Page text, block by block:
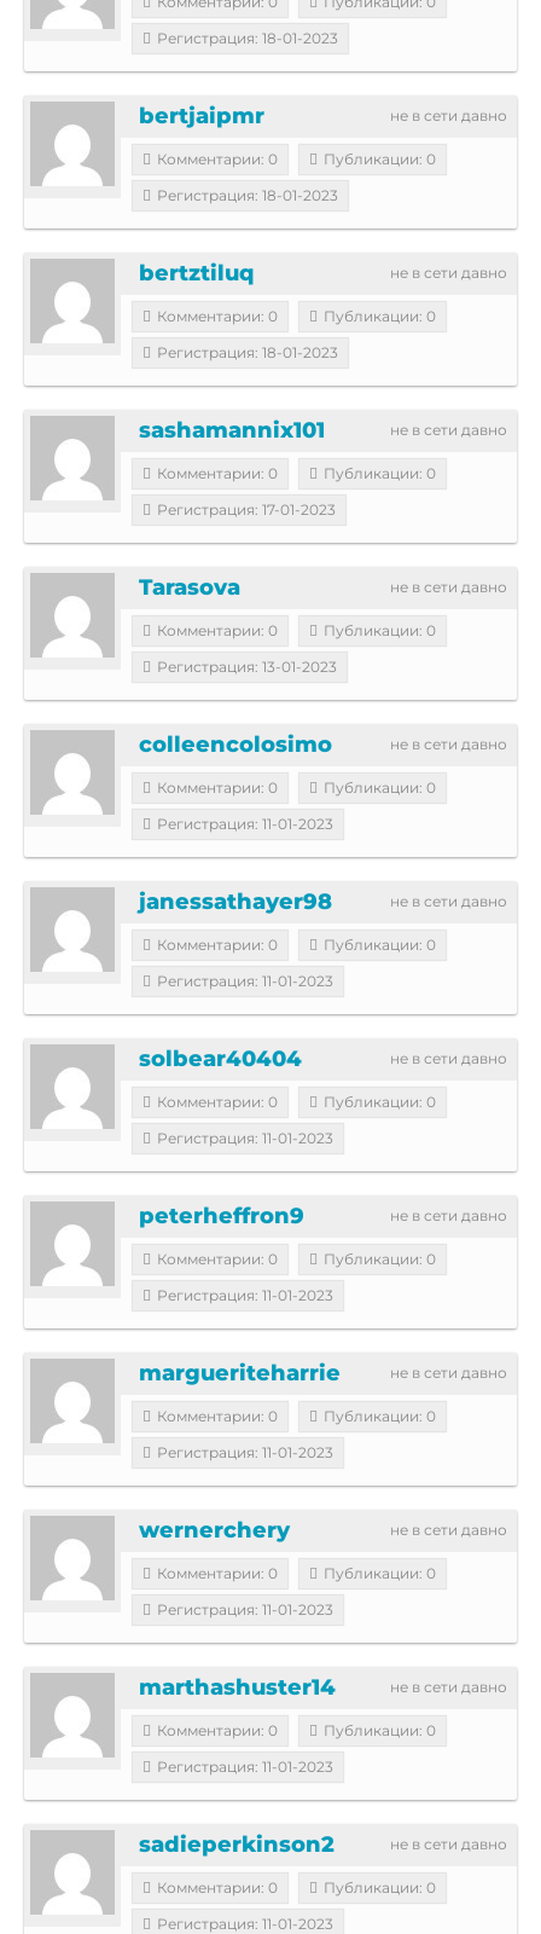
Регистрация: 18-01-2023
не в сети давно
bertjaipmr
Комментарии: 0
Публикации: 0
Регистрация: 18-01-2023
не в сети давно
bertztiluq
Комментарии: 0
Публикации: 0
Регистрация: 18-01-2023
не в сети давно
sashamannix101
Комментарии: 0
Публикации: 0
Регистрация: 17-01-2023
не в сети давно
Tarasova
Комментарии: 0
Публикации: 0
Регистрация: 13-01-2023
не в сети давно
colleencolosimo
Комментарии: 0
Публикации: 0
Регистрация: 11-01-2023
не в сети давно
janessathayer98
Комментарии: 0
Публикации: 0
Регистрация: 11-01-2023
не в сети давно
solbear40404
Комментарии: 0
Публикации: 0
Регистрация: 11-01-2023
не в сети давно
peterheffron9
Комментарии: 0
Публикации: 0
Регистрация: 11-01-2023
не в сети давно
margueriteharrie
Комментарии: 0
Публикации: 0
Регистрация: 11-01-2023
не в сети давно
wernerchery
Комментарии: 0
Публикации: 0
Регистрация: 11-01-2023
не в сети давно
marthashuster14
Комментарии: 0
Публикации: 0
Регистрация: 11-01-2023
не в сети давно
sadieperkinson2
Комментарии: 0
Публикации: 0
Регистрация: 11-01-2023